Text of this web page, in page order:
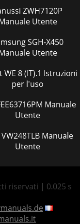
ZWH7120P
Utente
SGH-X450
Utente
per l'uso
Utente
Utente
riservati | 0.025 s